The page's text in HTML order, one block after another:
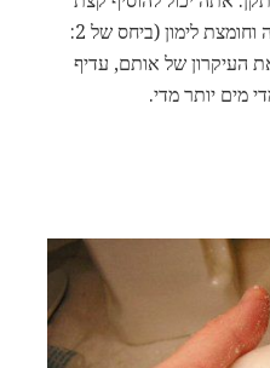
מלח, קורנפלור, או יותר סודה לשתיה וחומצת לימון (ביחס של 2:
העיקרון של אותם, עדיף
מים יותר מדי.